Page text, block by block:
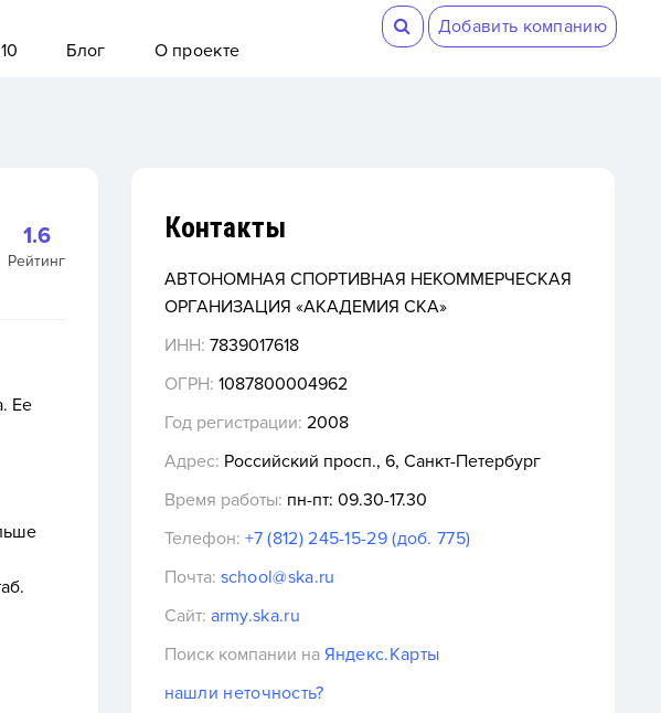
Добавить компанию
Блог О проекте
1.6
Рейтинг
Ее
Контакты
АВТОНОМНАЯ СПОРТИВНАЯ НЕКОММЕРЧЕСКАЯ
ОРГАНИЗАЦИЯ «АКАДЕМИЯ СКА»
ИНН: 7839017618
ОГРН: 1087800004962
Год регистрации: 2008
Адрес: Российский просп., 6, Санкт-Петербург
Время работы: пн-пт: 09.30-17.30
Телефон: +7 (812) 245-15-29 (доб. 775)
Почта: school@ska.ru
Сайт: army.ska.ru
Поиск компании на Яндекс.Карты
нашли неточность?